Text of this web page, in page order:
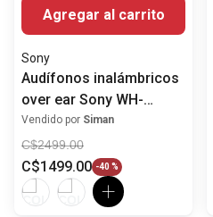
Agregar al carrito
Sony
Audífonos inalámbricos
over ear Sony WH-
CH520
Vendido por Siman
C$2499.00
C$1499.00 -40 %